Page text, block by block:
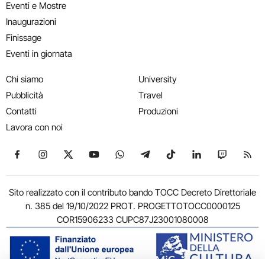
Eventi e Mostre
Inaugurazioni
Finissage
Eventi in giornata
Chi siamo
Pubblicità
Contatti
Lavora con noi
University
Travel
Produzioni
Seguici su Facebook
Seguici su Instagram
Seguici su X
Seguici su YouTube
Seguici su WhatsApp
Seguici su Telegram
Seguici su TikTok
Seguici su
Seguici
Sito realizzato con il contributo bando TOCC Decreto Direttoriale
n. 385 del 19/10/2022 PROT. PROGETTOTOCC0000125
COR15906233 CUPC87J23001080008